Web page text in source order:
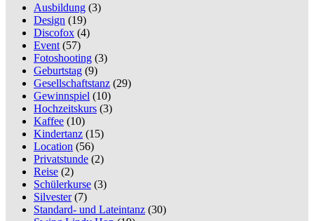
Ausbildung (3)
Design (19)
Discofox (4)
Event (57)
Fotoshooting (3)
Geburtstag (9)
Gesellschaftstanz (29)
Gewinnspiel (10)
Hochzeitskurs (3)
Kaffee (10)
Kindertanz (15)
Location (56)
Privatstunde (2)
Reise (2)
Schülerkurse (3)
Silvester(7)
Standard- und Lateintanz (30)